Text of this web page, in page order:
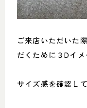
ご来店いただいた
だくために３Dイ
サイズ感を確認し